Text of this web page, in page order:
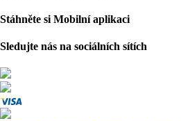
Stáhněte si Mobilní aplikaci
Sledujte nás na sociálních sítích